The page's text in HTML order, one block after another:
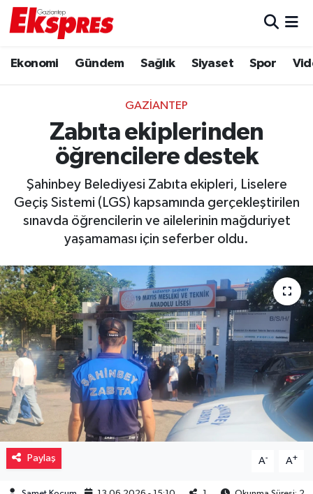
Ekonomi Gündem Sağlık Siyaset Spor
GAZIANTEP
Zabıta ekiplerinden
öğrencilere destek
Şahinbey Belediyesi Zabıta ekipleri, Liselere
Geçiş Sistemi (LGS) kapsamında gerçekleştirilen
sınavda öğrencilerin ve ailelerinin mağduriyet
yaşamaması için seferber oldu.
Paylaş A- A+
Ekonomi
Gaziantep son dakika
Genel
Gündem
Haberler
Kültür Sanat
Magazin
Müzik
Piyasa
Resmi İlanlar
Sağlık
Trafik Durumu
Puan Durumu ve Fikstür
Tüm Manşetler
Son Dakika Haberleri
Haber Arşivi